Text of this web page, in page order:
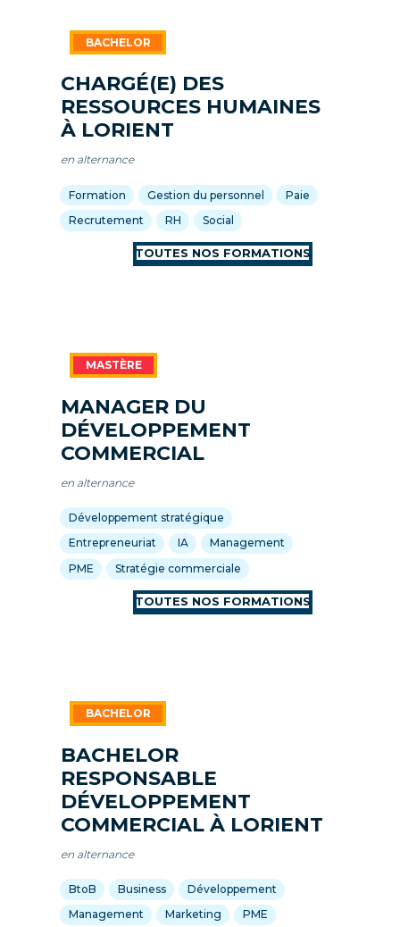
CHARGÉ(E) DES
RESSOURCES HUMAINES
À LORIENT
en alternance
Formation Gestion du personnel
Paie
Recrutement
RH Social
MANAGER DU
DÉVELOPPEMENT
COMMERCIAL
en alternance
Développement stratégique
Entrepreneuriat
IA
Management
PME
Stratégie commerciale
BACHELOR
RESPONSABLE
DÉVELOPPEMENT
COMMERCIAL À LORIENT
en alternance
BtoB Business
Développement
Management
Marketing
PME